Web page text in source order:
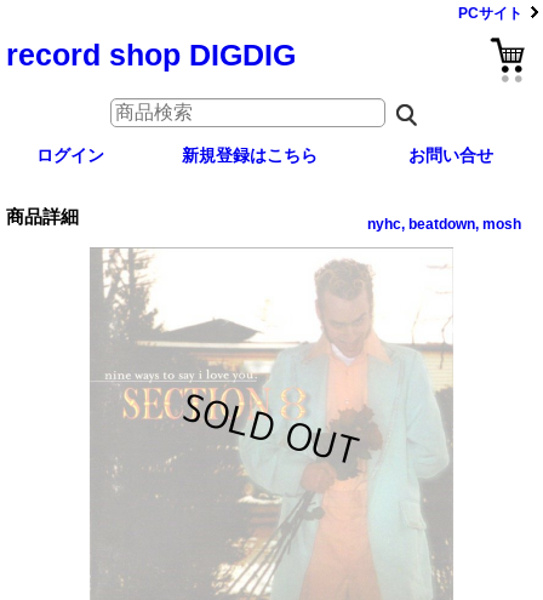
PCサイト
record shop DIGDIG
ログイン 新規登録はこちら お問い合せ
商品詳細 nyhc, beatdown, mosh